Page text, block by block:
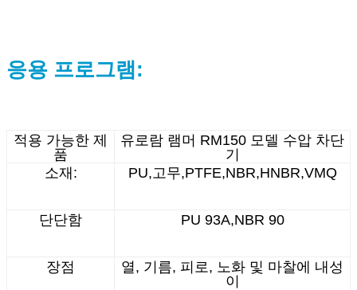
응용 프로그램:
적용 가능한 제
품
유로람 램머 RM150 모델 수압 차단
기
소재:
PU,고무,PTFE,NBR,HNBR,VMQ
단단함 PU 93A,NBR 90
장점
열, 기름, 피로, 노화 및 마찰에 내성
이